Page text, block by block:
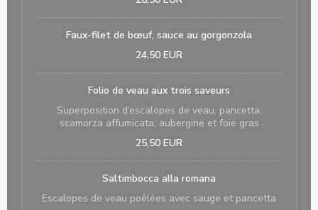
Faux-filet de bœuf, sauce au gorgonzola
24,50 EUR
Folio de veau aux trois saveurs
Superposition d’escalopes de veau, pancetta,
scamorza affumicata, aubergine et foie gras
25,50 EUR
Saltimbocca alla romana
Escalopes de veau poêlées avec sauge et pancetta